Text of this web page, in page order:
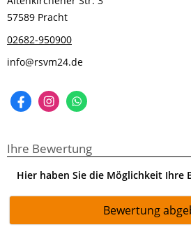
57589 Pracht
02682-950900
info@rsvm24.de
Ihre Bewertung
Hier haben Sie die Möglichkeit Ihre
Bewertung